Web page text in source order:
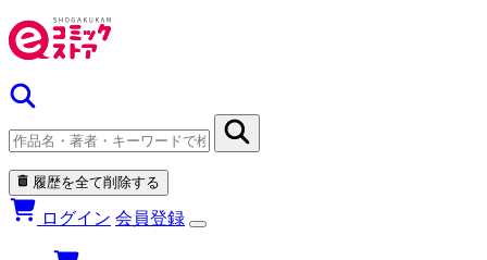
履歴を全て削除する
ログイン 会員登録